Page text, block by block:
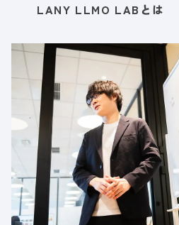
LANY LLMO LABとは